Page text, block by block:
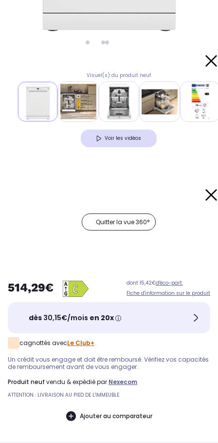
Visuel(s) du produit neuf
Voir les vidéos
Quitter la vue 360°
514,29€ dont 15,42€d'éco-part.
Fiche d'information sur le produit
dès 30,15€/mois en 20x
cagnottés avecLe Club+
Un crédit vous engage et doit être remboursé. Vérifiez vos capacités
de remboursement avant de vous engager.
produit neuf vendu & expédié par Nexecom
ATTENTION : LIVRAISON AU PIED DE L'IMMEUBLE
Ajouter au comparateur